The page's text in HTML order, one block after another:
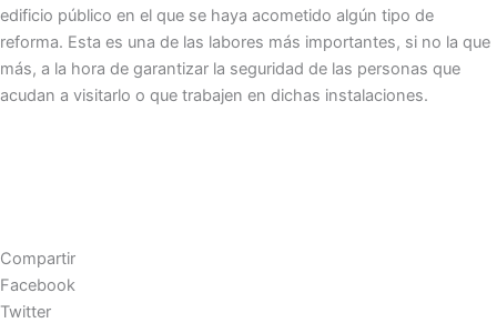
edificio público en el que se haya acometido algún tipo de
reforma. Esta es una de las labores más importantes, si no la que
más, a la hora de garantizar la seguridad de las personas que
acudan a visitarlo o que trabajen en dichas instalaciones.
Compartir
Facebook
Twitter